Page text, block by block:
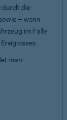
durch die
– wenn
im Falle
man